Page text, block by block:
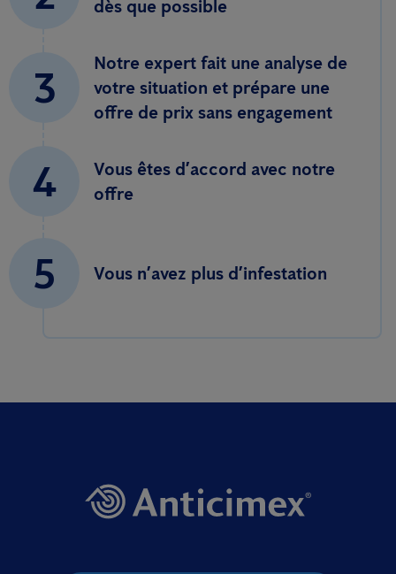
dès que possible
3
Notre expert fait une analyse de
votre situation et prépare une
offre de prix sans engagement
4
Vous êtes d’accord avec notre
offre
5 Vous n’avez plus d’infestation